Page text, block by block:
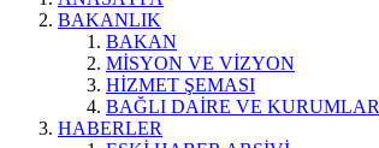
BAKANLIK
BAKAN
MİSYON VE VİZYON
HİZMET ŞEMASI
BAĞLI DAİRE VE KURUMLAR
HABERLER